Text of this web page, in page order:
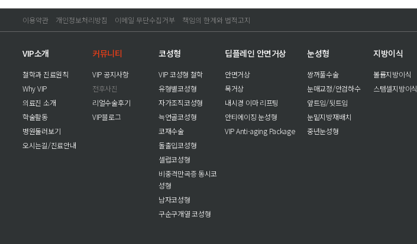
이용약관 개인정보처리방침 이메일 무단수집거부 책임의 한계와 법적고지
VIP소개
철학과 진료원칙
Why VIP
의료진 소개
학술활동
병원둘러보기
오시는길/진료안내
커뮤니티
VIP 공지사항
전후사진
리얼수술후기
VIP블로그
코성형
VIP 코성형 철학
유형별코성형
자가조직코성형
늑연골코성형
코재수술
돌출입코성형
셀럽코성형
비중격만곡증 동시코
성형
남자코성형
구순구개열 코성형
딥플레인 안면거상
안면거상
목거상
내시경 이마 리프팅
안티에이징 눈성형
VIP Anti-aging Package
눈성형
쌍꺼풀수술
눈매교정/안검하수
앞트임/뒷트임
눈밑지방재배치
중년눈성형
지방이식
볼륨지방이식
스템셀지방이식